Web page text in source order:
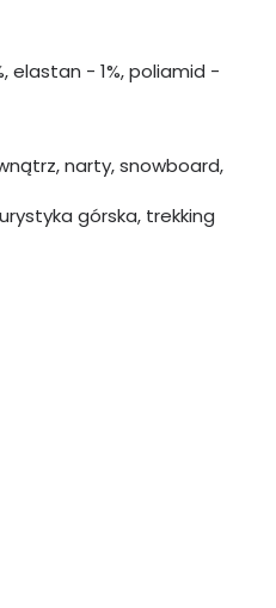
elastan - 1%, poliamid -
narty, snowboard,
górska, trekking